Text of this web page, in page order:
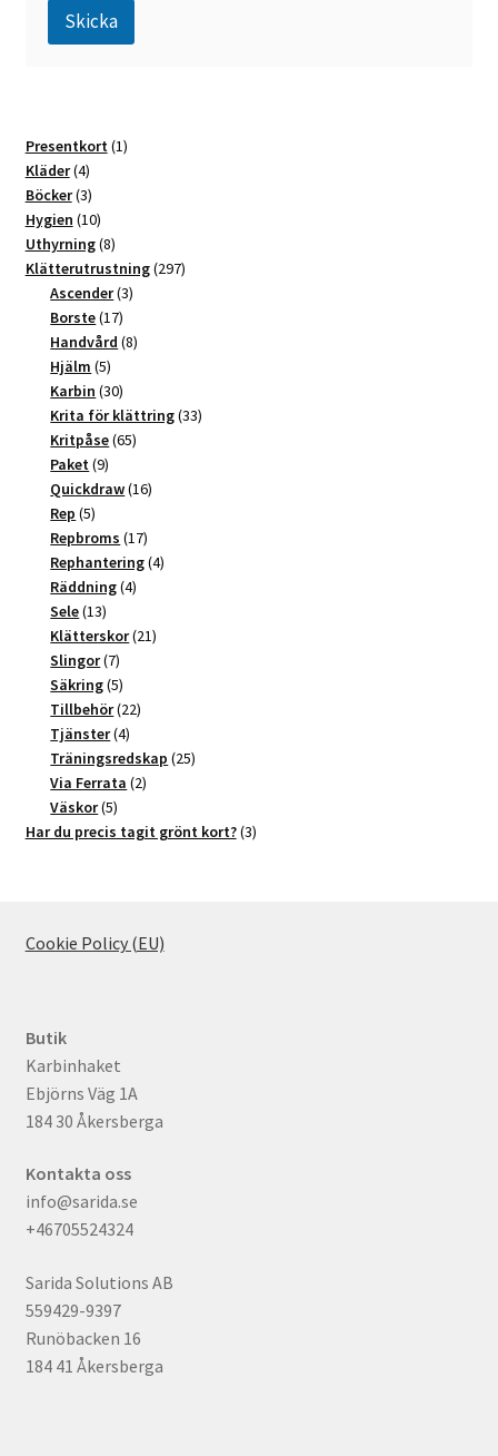
Skicka
e
r
n
a
t
i
v
e
Presentkort 11
Kläder 44
produkter
Böcker 33
produkter
Hygien 1010
produkter
Uthyrning 88
produkter
Klätterutrustning 297297
Ascender 33
Borste 1717
produkter
Handvård 88
Hjälm 55
produkter
Karbin 3030
produkter
Krita för klättring 3333
Kritpåse 6565
Paket 99
produkter
Quickdraw 1616
Rep 55
produkter
Repbroms 1717
produkter
Rephantering 44
Räddning 44
Sele 1313
produkter
Klätterskor 2121
Slingor 77
produkter
Säkring 55
produkter
Tillbehör 2222
Tjänster 44
produkter
Träningsredskap 2525
Via Ferrata 22
Väskor 55
produkter
Har du precis tagit grönt kort? 33
Cookie Policy (EU)
Butik
Karbinhaket
Ebjörns Väg 1A
184 30 Åkersberga
Kontakta oss
info@sarida.se
+46705524324
Sarida Solutions AB
559429-9397
Runöbacken 16
184 41 Åkersberga